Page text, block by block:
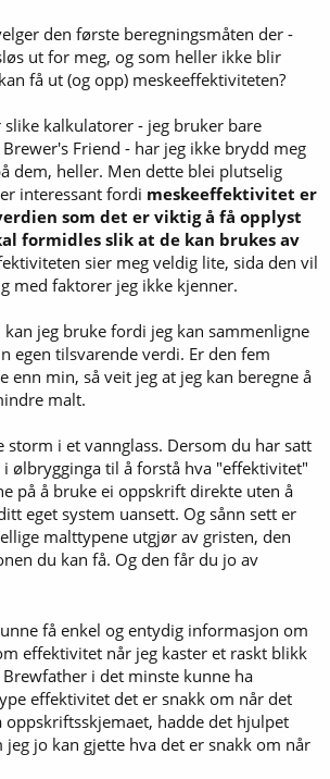
den første beregningsmåten der -
ut for meg, og som heller ikke blir
få ut (og opp) meskeeffektiviteten?
slike kalkulatorer - jeg bruker bare
Friend - har jeg ikke brydd meg
dem, heller. Men dette blei plutselig
interessant fordi meskeeffektivitet er
som det er viktig å få opplyst
formidles slik at de kan brukes av
sier meg veldig lite, sida den vil
med faktorer jeg ikke kjenner.
jeg bruke fordi jeg kan sammenligne
egen tilsvarende verdi. Er den fem
enn min, så veit jeg at jeg kan beregne å
malt.
storm i et vannglass. Dersom du har satt
ølbrygginga til å forstå hva "effektivitet"
på å bruke ei oppskrift direkte uten å
eget system uansett. Og sånn sett er
malttypene utgjør av gristen, den
du kan få. Og den får du jo av
få enkel og entydig informasjon om
effektivitet når jeg kaster et raskt blikk
i det minste kunne ha
effektivitet det er snakk om når det
hadde det hjulpet
jo kan gjette hva det er snakk om når